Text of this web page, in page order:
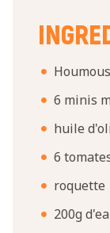
Houmous
6 minis
huile
6
roquette
200g